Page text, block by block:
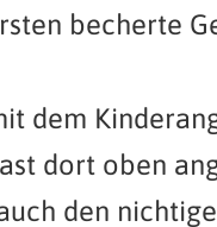
becherte
dem
dort oben
den